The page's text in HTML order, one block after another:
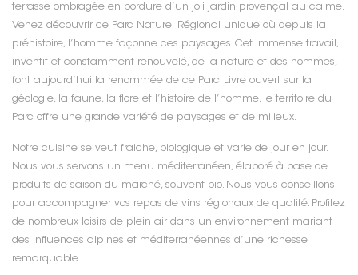
terrasse ombragée en bordure d’un joli jardin provençal au calme.
Venez découvrir ce Parc Naturel Régional unique où depuis la
préhistoire, l’homme façonne ces paysages. Cet immense travail,
inventif et constamment renouvelé, de la nature et des hommes,
font aujourd’hui la renommée de ce Parc. Livre ouvert sur la
géologie, la faune, la flore et l’histoire de l’homme, le territoire du
Parc offre une grande variété de paysages et de milieux.
Notre cuisine se veut fraiche, biologique et varie de jour en jour.
Nous vous servons un menu méditerranéen, élaboré à base de
produits de saison du marché, souvent bio. Nous vous conseillons
pour accompagner vos repas de vins régionaux de qualité. Profitez
de nombreux loisirs de plein air dans un environnement mariant
des influences alpines et méditerranéennes d’une richesse
remarquable.